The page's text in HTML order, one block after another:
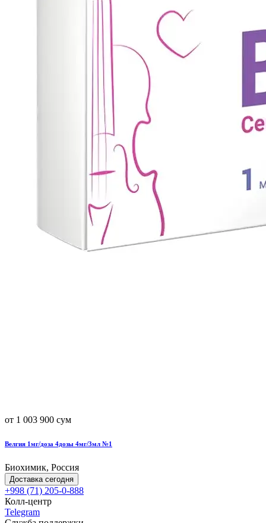
от 1 003 900 сум
Велгия 1мг/доза 4дозы 4мг/3мл №1
Биохимик, Россия
Доставка сегодня
+998 (71) 205-0-888
Колл-центр
Telegram